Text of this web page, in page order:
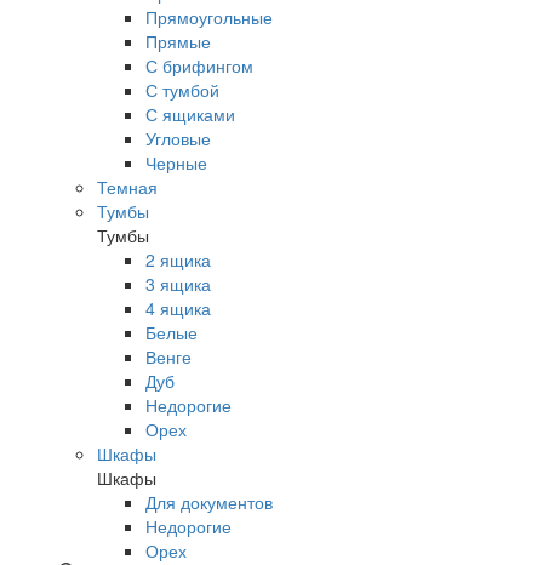
Прямоугольные
Прямые
С брифингом
С тумбой
С ящиками
Угловые
Черные
Темная
Тумбы
Тумбы
2 ящика
3 ящика
4 ящика
Белые
Венге
Дуб
Недорогие
Орех
Шкафы
Шкафы
Для документов
Недорогие
Орех